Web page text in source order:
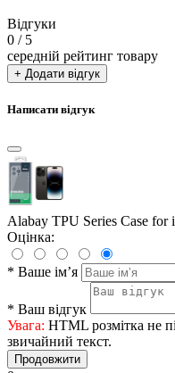
Відгуки
0 / 5
середній рейтинг товару
+ Додати відгук
Написати відгук
Alabay TPU Series Case for
Оцінка:
* Ваше ім’я
* Ваш відгук
Увага: HTML розмітка не
звичайний текст.
Продовжити